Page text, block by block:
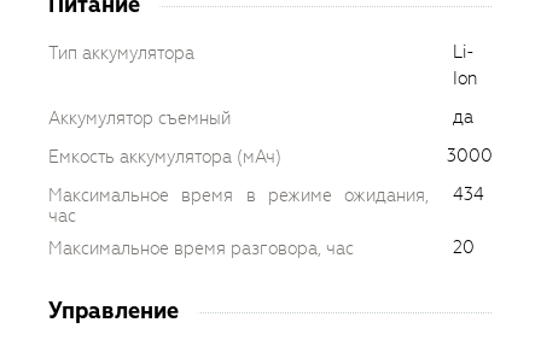
Тип аккумулятора
Li-
Ion
Аккумулятор съемный
да
Емкость аккумулятора (мАч)
3000
Максимальное время в режиме ожидания,
час
434
Максимальное время разговора, час 20
Управление